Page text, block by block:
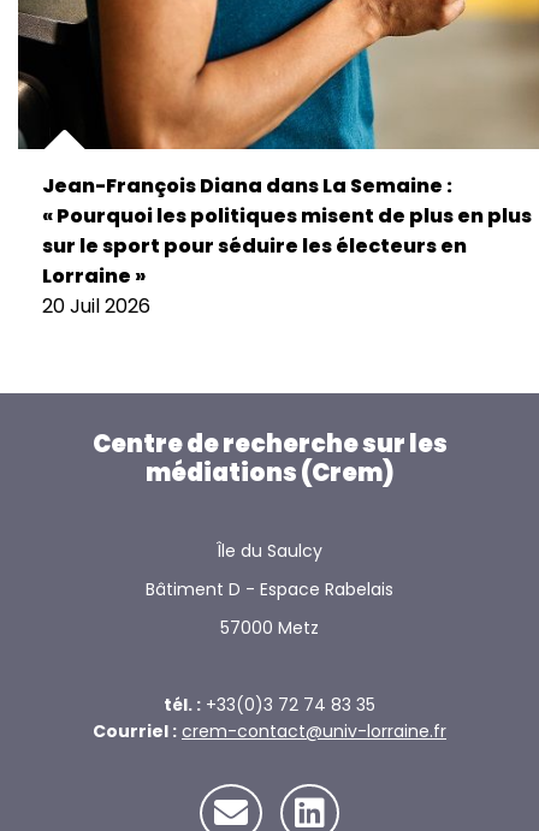
Jean-François Diana dans La Semaine :
« Pourquoi les politiques misent de plus en plus
sur le sport pour séduire les électeurs en
Lorraine »
20 Juil 2026
Centre de recherche sur les
médiations (Crem)
Île du Saulcy
Bâtiment D - Espace Rabelais
57000 Metz
tél. : +33(0)3 72 74 83 35
Courriel : crem-contact@univ-lorraine.fr